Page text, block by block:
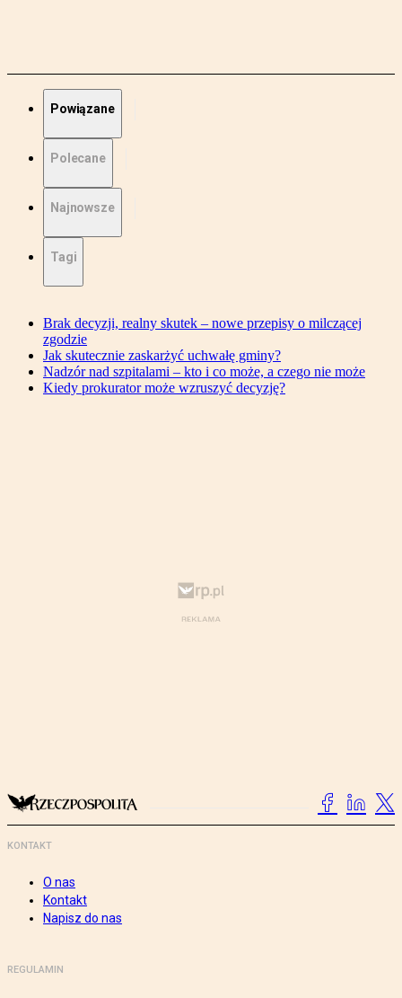
Powiązane
Polecane
Najnowsze
Tagi
Brak decyzji, realny skutek – nowe przepisy o milczącej
zgodzie
Jak skutecznie zaskarżyć uchwałę gminy?
Nadzór nad szpitalami – kto i co może, a czego nie może
Kiedy prokurator może wzruszyć decyzję?
KONTAKT
O nas
Kontakt
Napisz do nas
REGULAMIN